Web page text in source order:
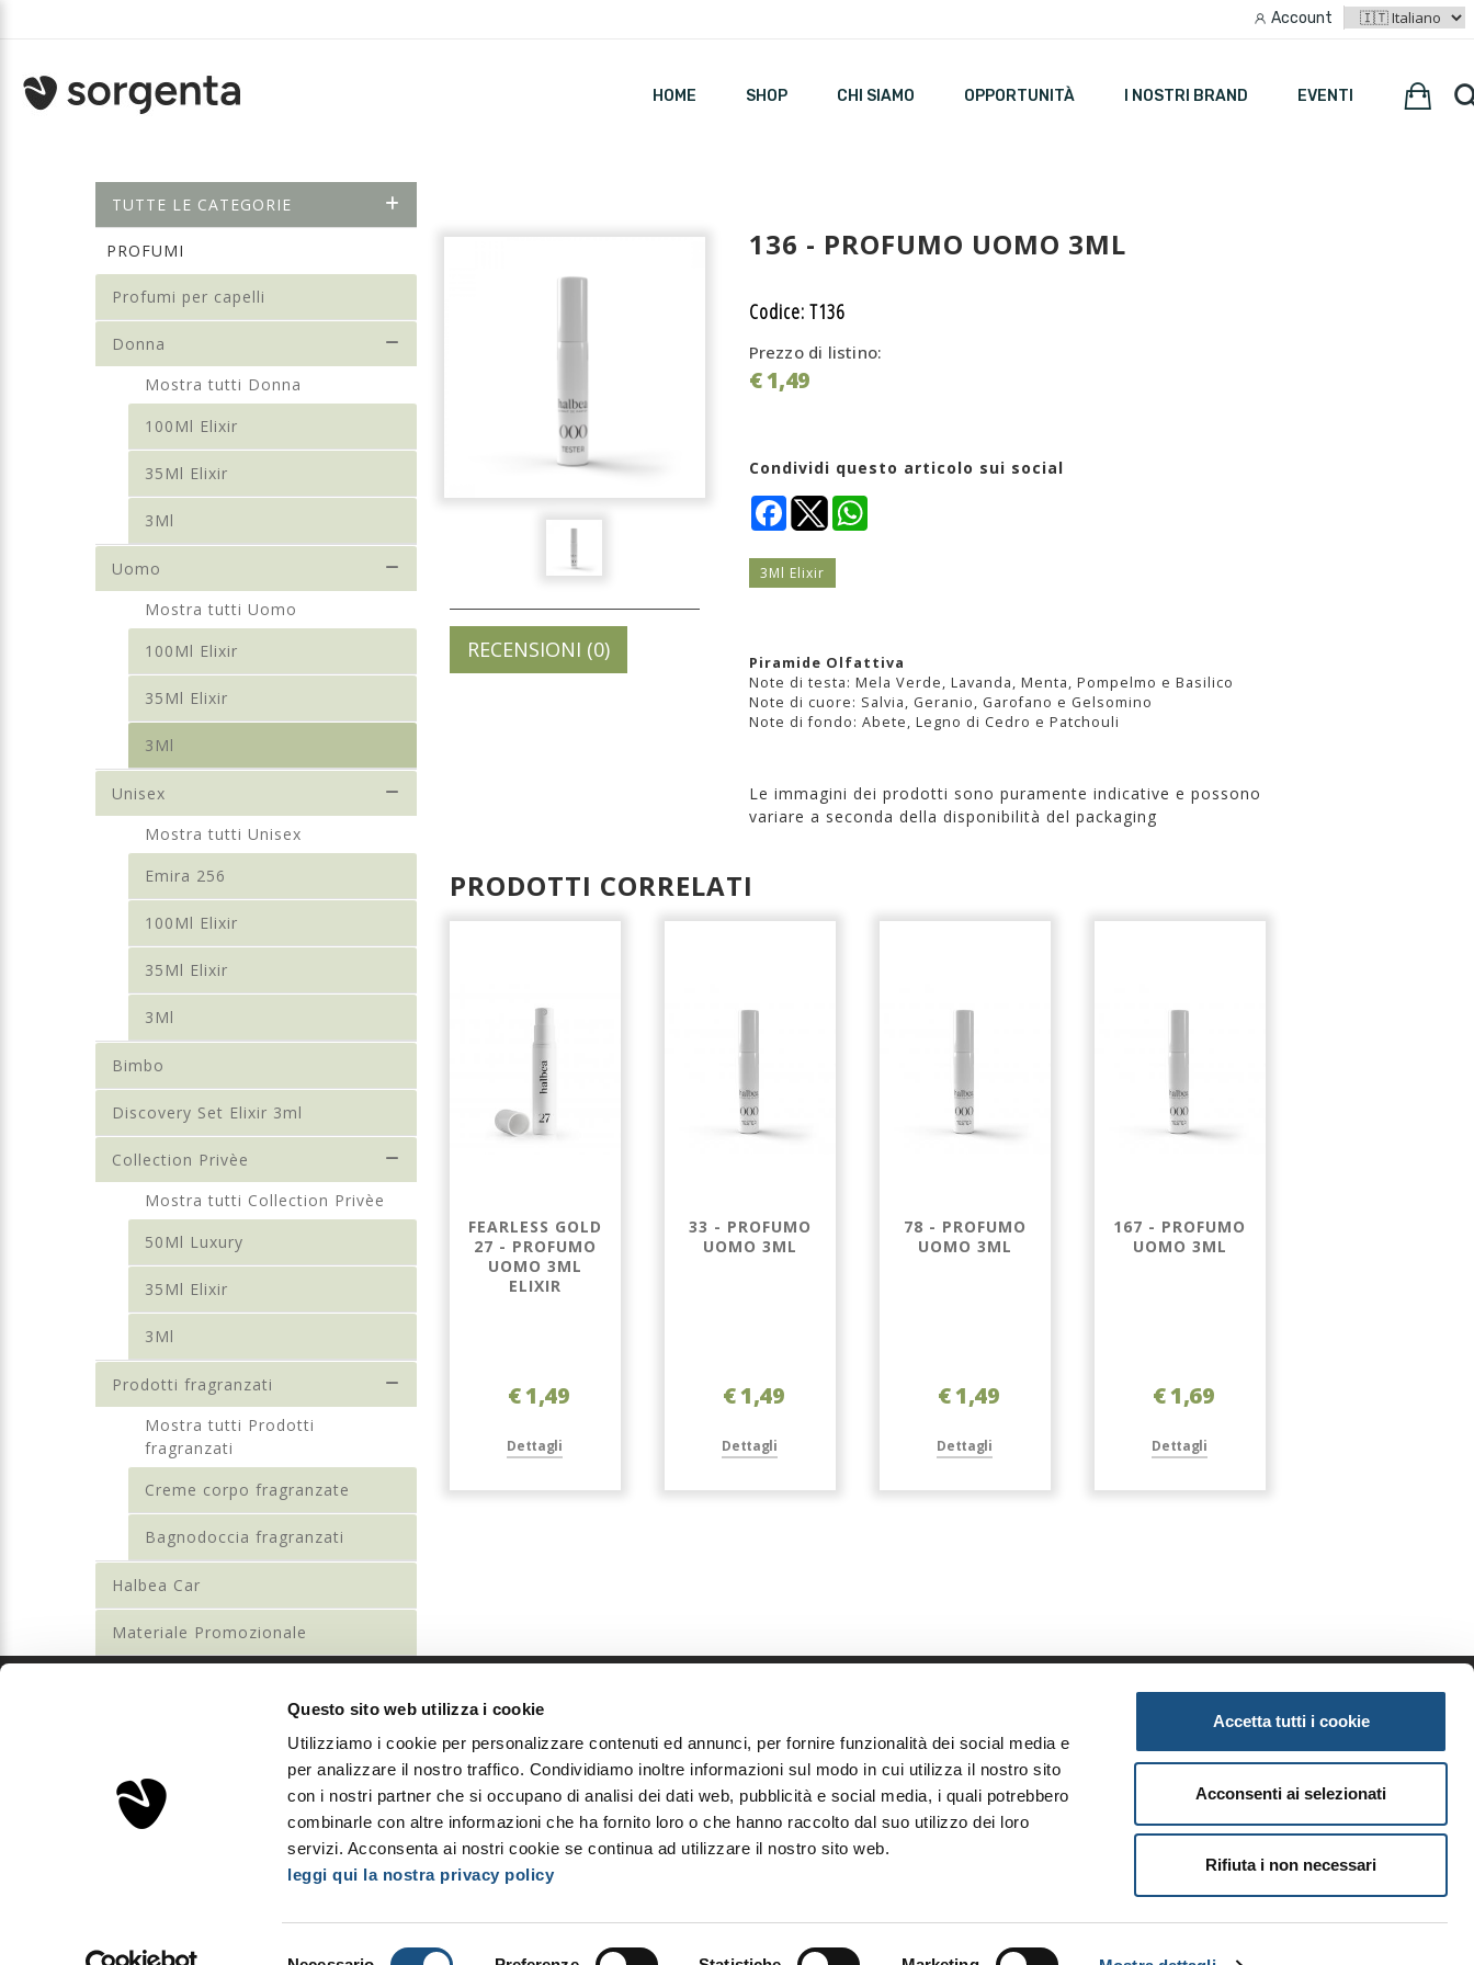
Questo sito web utilizza i cookie
Utilizziamo i cookie per personalizzare contenuti ed annunci, per fornire funzionalità dei social media e
per analizzare il nostro traffico. Condividiamo inoltre informazioni sul modo in cui utilizza il nostro sito
con i nostri partner che si occupano di analisi dei dati web, pubblicità e social media, i quali potrebbero
combinarle con altre informazioni che ha fornito loro o che hanno raccolto dal suo utilizzo dei loro
servizi. Acconsenta ai nostri cookie se continua ad utilizzare il nostro sito web.
leggi qui la nostra privacy policy
Accetta tutti i cookie
Acconsenti ai selezionati
Rifiuta i non necessari
Account
HOME SHOP CHI SIAMO OPPORTUNITÀ I NOSTRI BRAND EVENTI
TUTTE LE CATEGORIE
PROFUMI
Profumi per capelli
Donna
Mostra tutti Donna
100Ml Elixir
35Ml Elixir
3Ml
Uomo
Mostra tutti Uomo
100Ml Elixir
35Ml Elixir
3Ml
Unisex
Mostra tutti Unisex
Emira 256
100Ml Elixir
35Ml Elixir
3Ml
Bimbo
Discovery Set Elixir 3ml
Collection Privèe
Mostra tutti Collection Privèe
50Ml Luxury
35Ml Elixir
3Ml
Prodotti fragranzati
Mostra tutti Prodotti
fragranzati
Creme corpo fragranzate
Bagnodoccia fragranzati
Halbea Car
Materiale Promozionale
RECENSIONI (0)
136 - PROFUMO UOMO 3ML
Codice: T136
Prezzo di listino:
€ 1,49
Condividi questo articolo sui social
FacebookWhatsApp
3Ml Elixir
Piramide Olfattiva
Note di testa: Mela Verde, Lavanda, Menta, Pompelmo e Basilico
Note di cuore: Salvia, Geranio, Garofano e Gelsomino
Note di fondo: Abete, Legno di Cedro e Patchouli
Le immagini dei prodotti sono puramente indicative e possono
variare a seconda della disponibilità del packaging
PRODOTTI CORRELATI
12 - PROFUMO
UOMO 35ML
ELIXIR
€ 22,00
57 - PROFUMO
ELIXIR
FEARLESS GOLD
27 - PROFUMO
UOMO 3ML
ELIXIR
€ 1,49
Dettagli
33 - PROFUMO
UOMO 3ML
€ 1,49
Dettagli
78 - PROFUMO
UOMO 3ML
€ 1,49
Dettagli
167 - PROFUMO
UOMO 3ML
€ 1,69
Dettagli
Via Podgora, 5 - 20122 Milano, Italia
P.Iva IT03893310163 - REA MI2008600
Home
Accedi
Registrati
Chi siamo
I nostri brand
Eventi
Informazioni
Privacy
Condizioni generali
Copyright © Sorgenta 2025. All Rights Reserved.